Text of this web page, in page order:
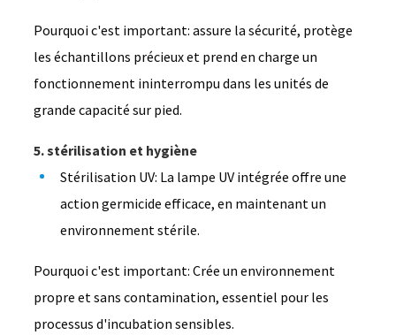
Pourquoi c'est important: assure la sécurité, protège
les échantillons précieux et prend en charge un
fonctionnement ininterrompu dans les unités de
grande capacité sur pied.
5. stérilisation et hygiène
Stérilisation UV: La lampe UV intégrée offre une
action germicide efficace, en maintenant un
environnement stérile.
Pourquoi c'est important: Crée un environnement
propre et sans contamination, essentiel pour les
processus d'incubation sensibles.